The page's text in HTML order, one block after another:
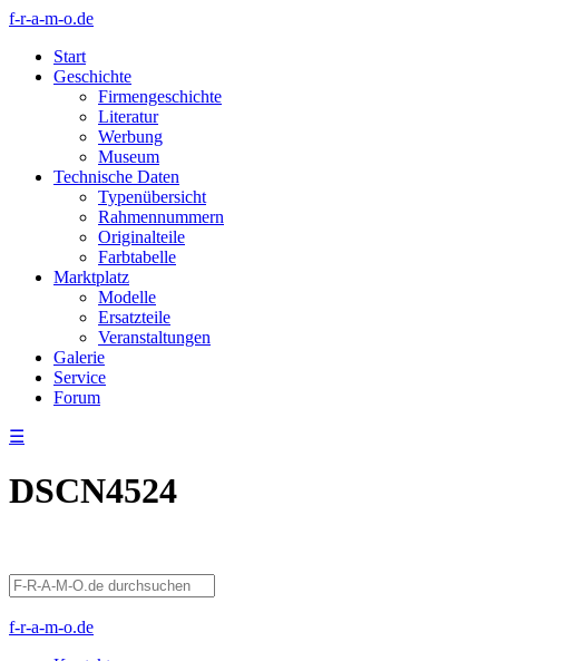
f-r-a-m-o.de
Start
Geschichte
Firmengeschichte
Literatur
Werbung
Museum
Technische Daten
Typenübersicht
Rahmennummern
Originalteile
Farbtabelle
Marktplatz
Modelle
Ersatzteile
Veranstaltungen
Galerie
Service
Forum
☰
DSCN4524
f-r-a-m-o.de